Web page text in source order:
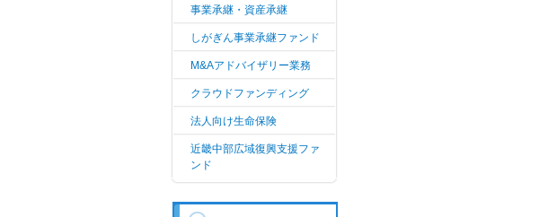
事業承継・資産承継
しがぎん事業承継ファンド
M&Aアドバイザリー業務
クラウドファンディング
法人向け生命保険
近畿中部広域復興支援ファ
ンド